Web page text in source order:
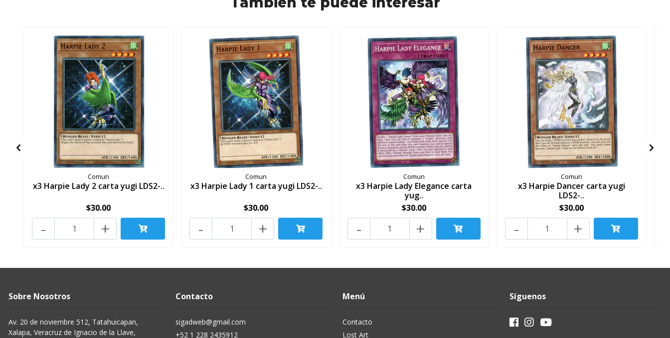
Comun
x3 Harpie Lady 2 carta yugi LDS2-..
$30.00
+
-
Comun
x3 Harpie Lady 1 carta yugi LDS2-..
$30.00
+
-
Comun
x3 Harpie Lady Elegance carta
yug..
$30.00
+
-
Comun
x3 Harpie Dancer carta yugi
LDS2-..
$30.00
+
-
Sobre Nosotros
Av. 20 de noviembre 512, Tatahuicapan,
Xalapa, Veracruz de Ignacio de la Llave,
Contacto
sigadweb@gmail.com
+52 1 228 2435912
Menú
Contacto
Lost Art
Síguenos